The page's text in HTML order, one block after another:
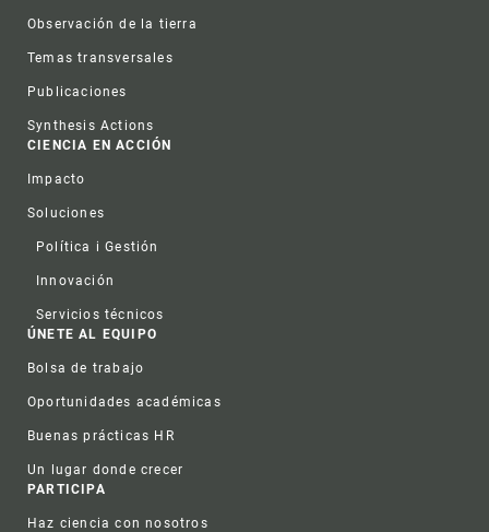
Observación de la tierra
Temas transversales
Publicaciones
Synthesis Actions
CIENCIA EN ACCIÓN
Impacto
Soluciones
Política i Gestión
Innovación
Servicios técnicos
ÚNETE AL EQUIPO
Bolsa de trabajo
Oportunidades académicas
Buenas prácticas HR
Un lugar donde crecer
PARTICIPA
Haz ciencia con nosotros